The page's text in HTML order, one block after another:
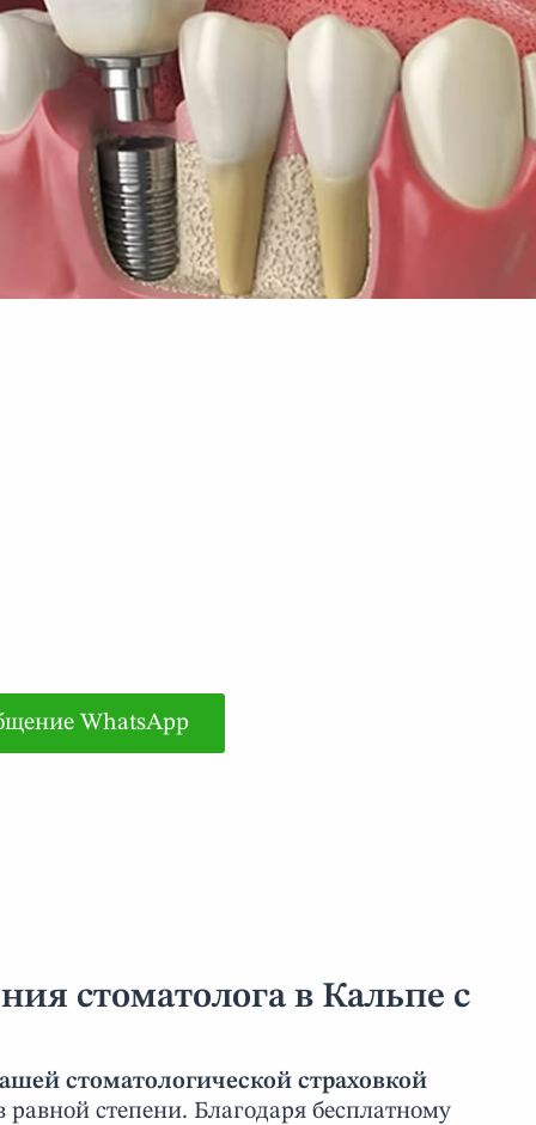
WhatsApp
стоматолога в Кальпе с
стоматологической страховкой
равной степени. Благодаря бесплатному